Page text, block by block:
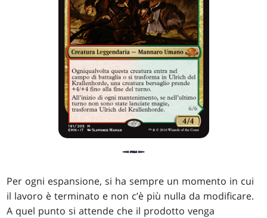
Per ogni espansione, si ha sempre un momento in cui
il lavoro è terminato e non c’è più nulla da modificare.
A quel punto si attende che il prodotto venga